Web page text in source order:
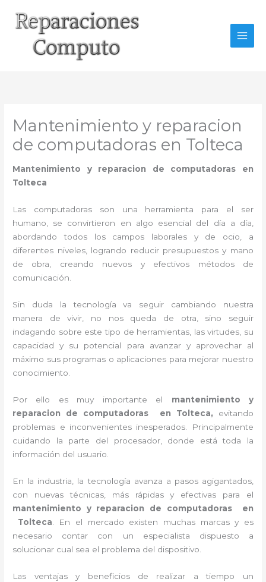
contenido
Mantenimiento y reparacion
de computadoras en Tolteca
Mantenimiento y reparacion de computadoras en
Tolteca
Las computadoras son una herramienta para el ser
humano, se convirtieron en algo esencial del día a día,
abordando todos los campos laborales y de ocio, a
diferentes niveles, logrando reducir presupuestos y mano
de obra, creando nuevos y efectivos métodos de
comunicación.
Sin duda la tecnología va seguir cambiando nuestra
manera de vivir, no nos queda de otra, sino seguir
indagando sobre este tipo de herramientas, las virtudes, su
capacidad y su potencial para avanzar y aprovechar al
máximo sus programas o aplicaciones para mejorar nuestro
conocimiento.
Por ello es muy importante el mantenimiento y
reparacion de computadoras en Tolteca, evitando
problemas e inconvenientes inesperados. Principalmente
cuidando la parte del procesador, donde está toda la
información del usuario.
En la industria, la tecnología avanza a pasos agigantados,
con nuevas técnicas, más rápidas y efectivas para el
mantenimiento y reparacion de computadoras en
Tolteca . En el mercado existen muchas marcas y es
necesario contar con un especialista dispuesto a
solucionar cual sea el problema del dispositivo.
Las ventajas y beneficios de realizar a tiempo un